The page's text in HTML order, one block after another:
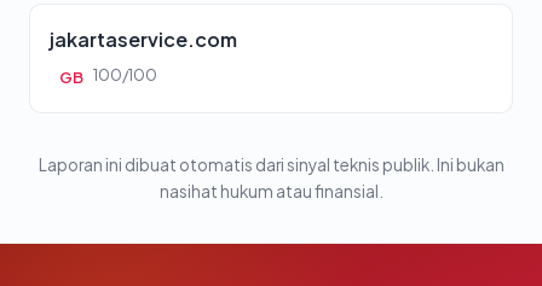
jakartaservice.com
GB 100/100
Laporan ini dibuat otomatis dari sinyal teknis publik. Ini bukan
nasihat hukum atau finansial.